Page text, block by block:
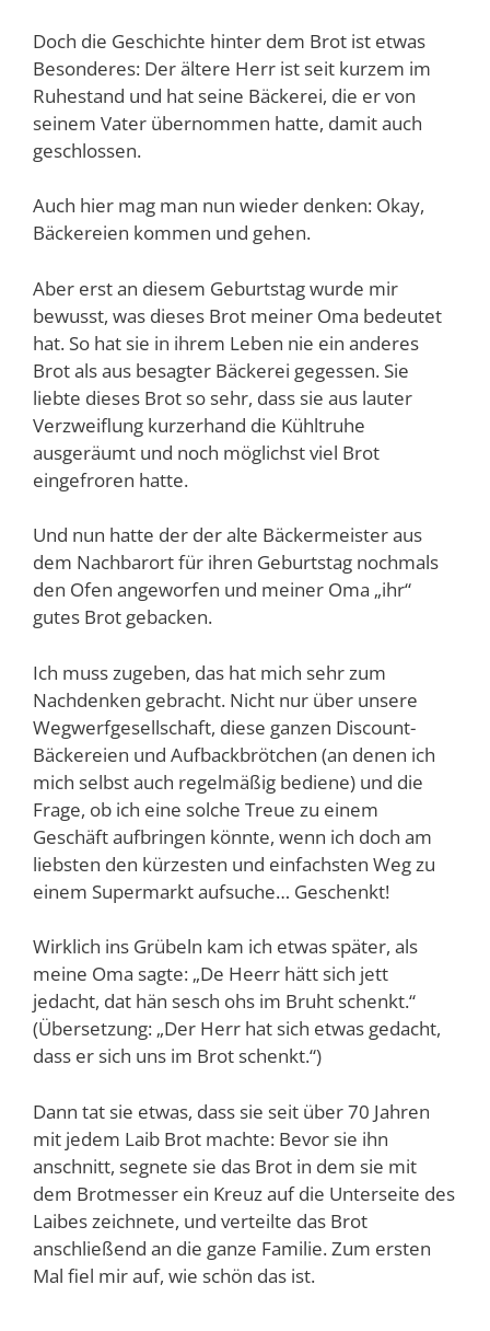
Doch die Geschichte hinter dem Brot ist etwas
Besonderes: Der ältere Herr ist seit kurzem im
Ruhestand und hat seine Bäckerei, die er von
seinem Vater übernommen hatte, damit auch
geschlossen.
Auch hier mag man nun wieder denken: Okay,
Bäckereien kommen und gehen.
Aber erst an diesem Geburtstag wurde mir
bewusst, was dieses Brot meiner Oma bedeutet
hat. So hat sie in ihrem Leben nie ein anderes
Brot als aus besagter Bäckerei gegessen. Sie
liebte dieses Brot so sehr, dass sie aus lauter
Verzweiflung kurzerhand die Kühltruhe
ausgeräumt und noch möglichst viel Brot
eingefroren hatte.
Und nun hatte der der alte Bäckermeister aus
dem Nachbarort für ihren Geburtstag nochmals
den Ofen angeworfen und meiner Oma „ihr“
gutes Brot gebacken.
Ich muss zugeben, das hat mich sehr zum
Nachdenken gebracht. Nicht nur über unsere
Wegwerfgesellschaft, diese ganzen Discount-
Bäckereien und Aufbackbrötchen (an denen ich
mich selbst auch regelmäßig bediene) und die
Frage, ob ich eine solche Treue zu einem
Geschäft aufbringen könnte, wenn ich doch am
liebsten den kürzesten und einfachsten Weg zu
einem Supermarkt aufsuche… Geschenkt!
Wirklich ins Grübeln kam ich etwas später, als
meine Oma sagte: „De Heerr hätt sich jett
jedacht, dat hän sesch ohs im Bruht schenkt.“
(Übersetzung: „Der Herr hat sich etwas gedacht,
dass er sich uns im Brot schenkt.“)
Dann tat sie etwas, dass sie seit über 70 Jahren
mit jedem Laib Brot machte: Bevor sie ihn
anschnitt, segnete sie das Brot in dem sie mit
dem Brotmesser ein Kreuz auf die Unterseite des
Laibes zeichnete, und verteilte das Brot
anschließend an die ganze Familie. Zum ersten
Mal fiel mir auf, wie schön das ist.